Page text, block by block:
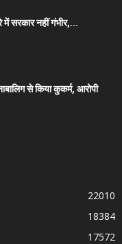
में सरकार नहीं गंभीर,...
से किया कुकर्म, आरोपी
22010
18384
17572